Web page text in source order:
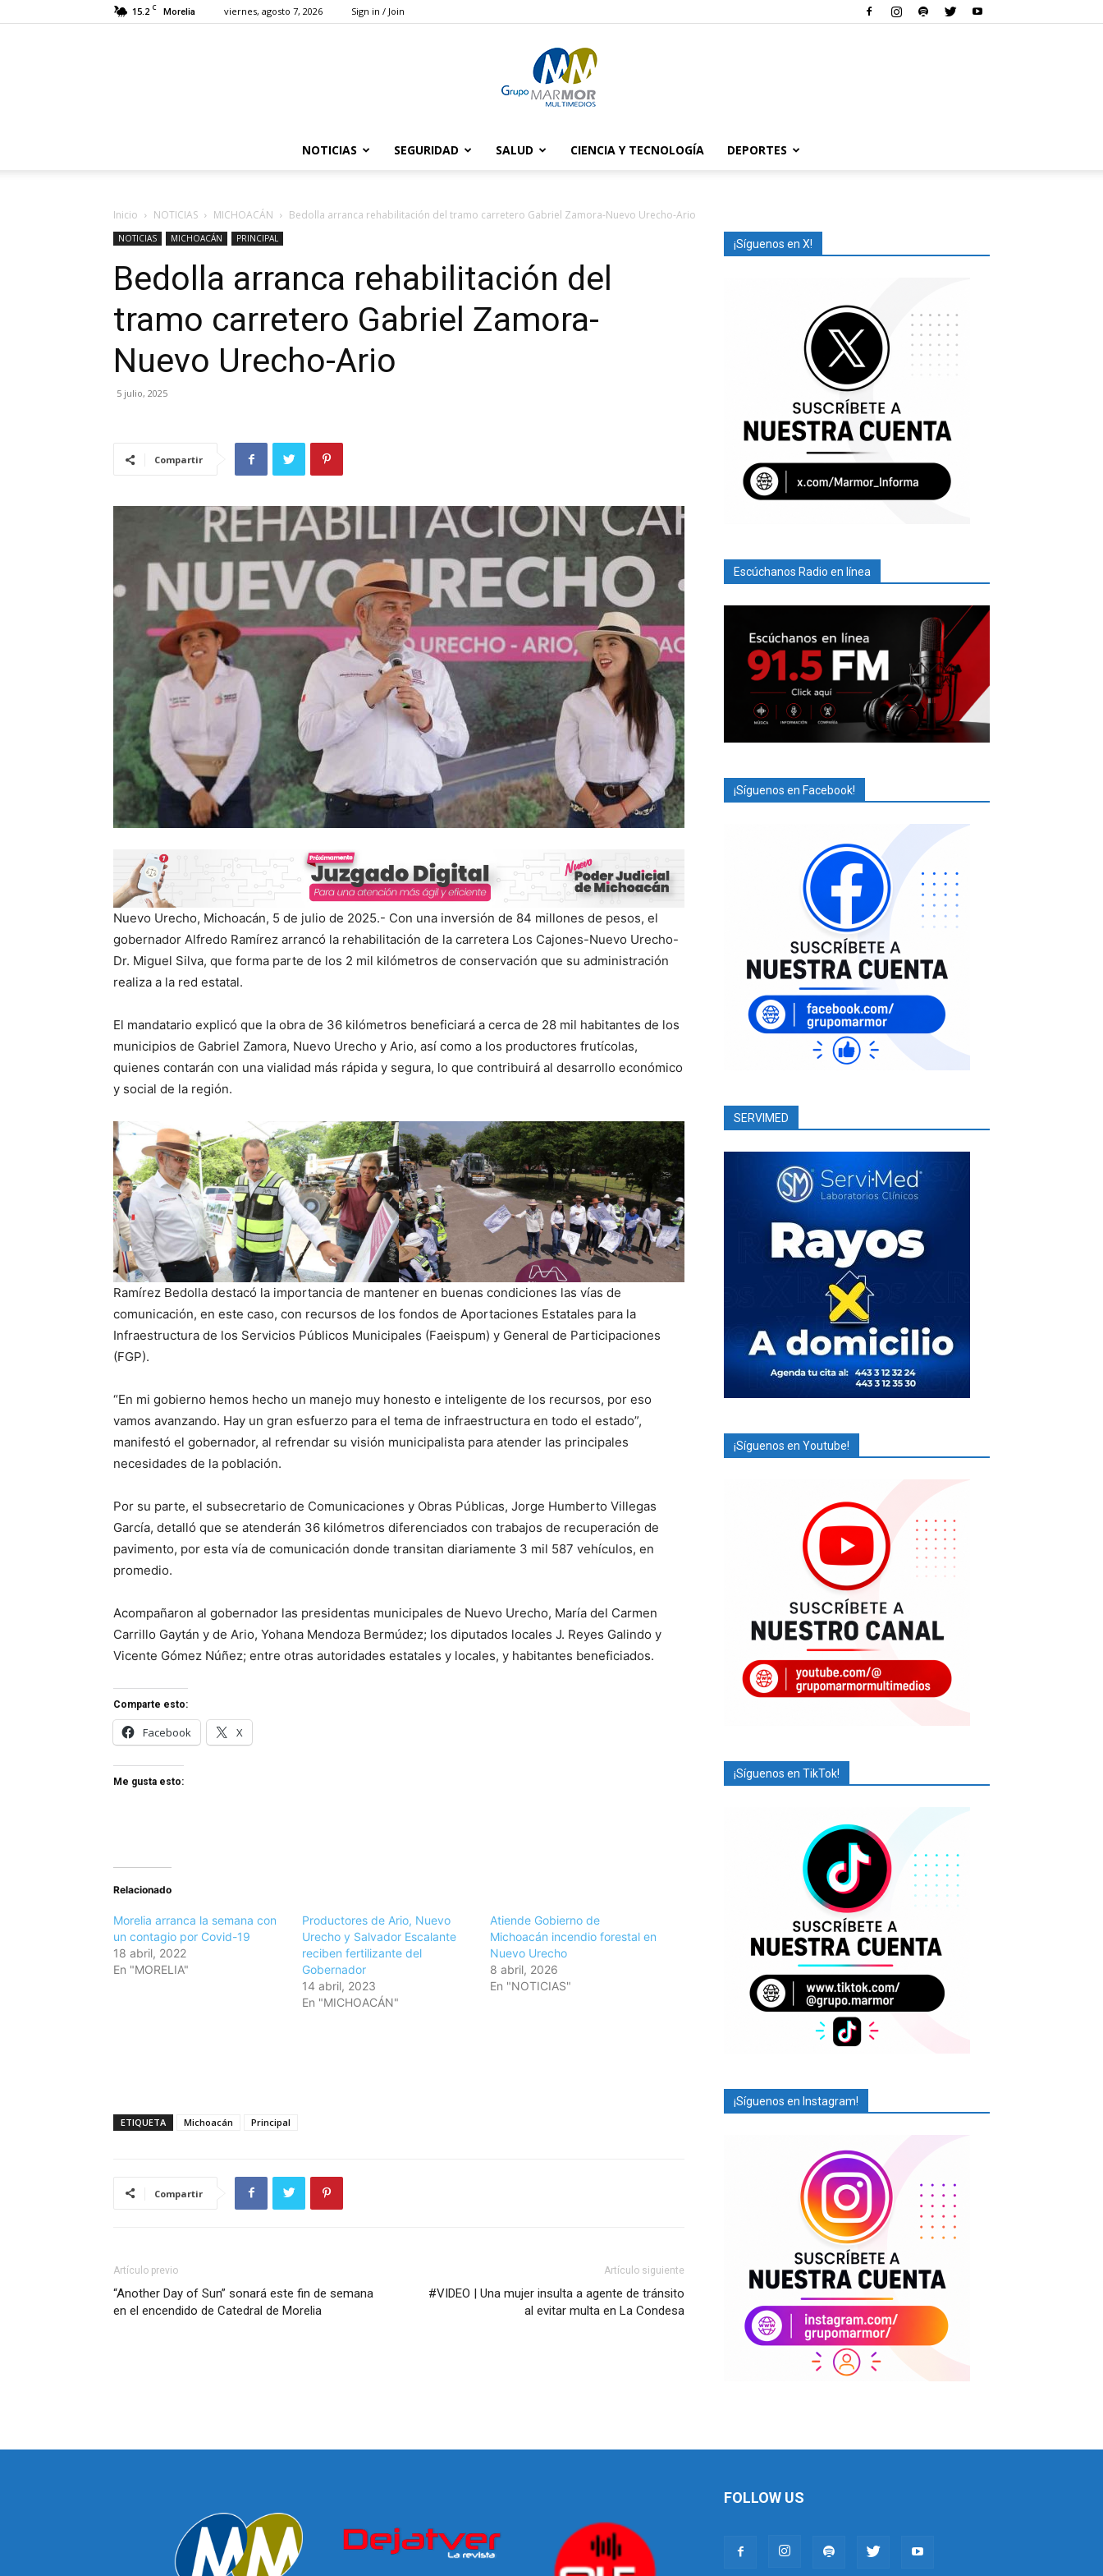
15.2 C Morelia viernes, agosto 7, 2026 Sign in / Join
Marmor
NOTICIAS SEGURIDAD SALUD CIENCIA Y TECNOLOGÍA DEPORTES
Inicio NOTICIAS MICHOACÁN Bedolla arranca rehabilitación del tramo carretero Gabriel Zamora-Nuevo Urecho-Ario
NOTICIAS MICHOACÁN PRINCIPAL
Bedolla arranca rehabilitación del
tramo carretero Gabriel Zamora-
Nuevo Urecho-Ario
5 julio, 2025
Compartir
Nuevo Urecho, Michoacán, 5 de julio de 2025.- Con una inversión de 84 millones de pesos, el
gobernador Alfredo Ramírez arrancó la rehabilitación de la carretera Los Cajones-Nuevo Urecho-
Dr. Miguel Silva, que forma parte de los 2 mil kilómetros de conservación que su administración
realiza a la red estatal.
El mandatario explicó que la obra de 36 kilómetros beneficiará a cerca de 28 mil habitantes de los
municipios de Gabriel Zamora, Nuevo Urecho y Ario, así como a los productores frutícolas,
quienes contarán con una vialidad más rápida y segura, lo que contribuirá al desarrollo económico
y social de la región.
Ramírez Bedolla destacó la importancia de mantener en buenas condiciones las vías de
comunicación, en este caso, con recursos de los fondos de Aportaciones Estatales para la
Infraestructura de los Servicios Públicos Municipales (Faeispum) y General de Participaciones
(FGP).
“En mi gobierno hemos hecho un manejo muy honesto e inteligente de los recursos, por eso
vamos avanzando. Hay un gran esfuerzo para el tema de infraestructura en todo el estado”,
manifestó el gobernador, al refrendar su visión municipalista para atender las principales
necesidades de la población.
Por su parte, el subsecretario de Comunicaciones y Obras Públicas, Jorge Humberto Villegas
García, detalló que se atenderán 36 kilómetros diferenciados con trabajos de recuperación de
pavimento, por esta vía de comunicación donde transitan diariamente 3 mil 587 vehículos, en
promedio.
Acompañaron al gobernador las presidentas municipales de Nuevo Urecho, María del Carmen
Carrillo Gaytán y de Ario, Yohana Mendoza Bermúdez; los diputados locales J. Reyes Galindo y
Vicente Gómez Núñez; entre otras autoridades estatales y locales, y habitantes beneficiados.
Comparte esto:
Facebook X
Me gusta esto:
Relacionado
Morelia arranca la semana con
un contagio por Covid-19
18 abril, 2022
En "MORELIA"
Productores de Ario, Nuevo
Urecho y Salvador Escalante
reciben fertilizante del
Gobernador
14 abril, 2023
En "MICHOACÁN"
Atiende Gobierno de
Michoacán incendio forestal en
Nuevo Urecho
8 abril, 2026
En "NOTICIAS"
ETIQUETA Michoacán Principal
Compartir
Artículo previo
“Another Day of Sun” sonará este fin de semana
en el encendido de Catedral de Morelia
Artículo siguiente
#VIDEO | Una mujer insulta a agente de tránsito
al evitar multa en La Condesa
¡Síguenos en X!
Escúchanos Radio en línea
¡Síguenos en Facebook!
SERVIMED
¡Síguenos en Youtube!
¡Síguenos en TikTok!
¡Síguenos en Instagram!
FOLLOW US